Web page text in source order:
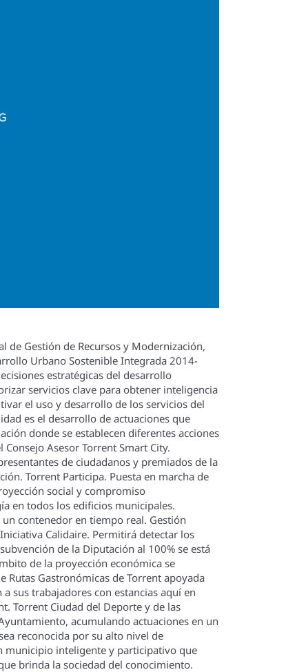
de Gestión de Recursos y Modernización,
Urbano Sostenible Integrada 2014-
estratégicas del desarrollo
servicios clave para obtener inteligencia
el uso y desarrollo de los servicios del
es el desarrollo de actuaciones que
donde se establecen diferentes acciones
Asesor Torrent Smart City.
de ciudadanos y premiados de la
Torrent Participa. Puesta en marcha de
social y compromiso
en todos los edificios municipales.
contenedor en tiempo real. Gestión
Calidaire. Permitirá detectar los
de la Diputación al 100% se está
de la proyección económica se
Gastronómicas de Torrent apoyada
sus trabajadores con estancias aquí­ en
Torrent Ciudad del Deporte y de las
acumulando actuaciones en un
reconocida por su alto nivel de
municipio inteligente y participativo que
brinda la sociedad del conocimiento.